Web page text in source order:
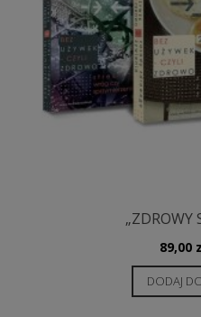
„ZDROWY
89,00
DODAJ